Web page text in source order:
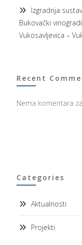
Izgradnja
Bukovački
Vukosavljevica –
Recent
Nema komentara
Categories
Aktualnosti
Projekti